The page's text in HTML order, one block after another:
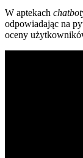
W aptekach
odpowiadając na
oceny